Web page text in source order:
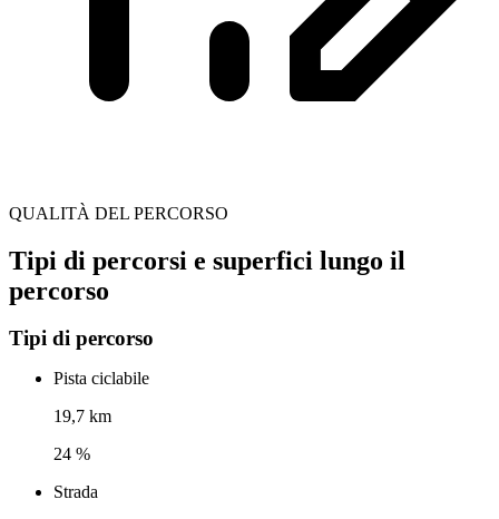
QUALITÀ DEL PERCORSO
Tipi di percorsi e superfici lungo il
percorso
Tipi di percorso
Pista ciclabile
19,7 km
24 %
Strada